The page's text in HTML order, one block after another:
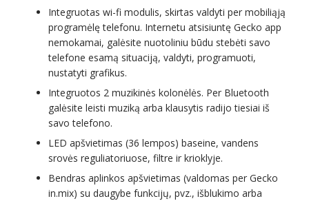
Integruotas wi-fi modulis, skirtas valdyti per mobiliąją
programėlę telefonu. Internetu atsisiuntę Gecko app
nemokamai, galėsite nuotoliniu būdu stebėti savo
telefone esamą situaciją, valdyti, programuoti,
nustatyti grafikus.
Integruotos 2 muzikinės kolonėlės. Per Bluetooth
galėsite leisti muziką arba klausytis radijo tiesiai iš
savo telefono.
LED apšvietimas (36 lempos) baseine, vandens
srovės reguliatoriuose, filtre ir krioklyje.
Bendras aplinkos apšvietimas (valdomas per Gecko
in.mix) su daugybe funkcijų, pvz., išblukimo arba